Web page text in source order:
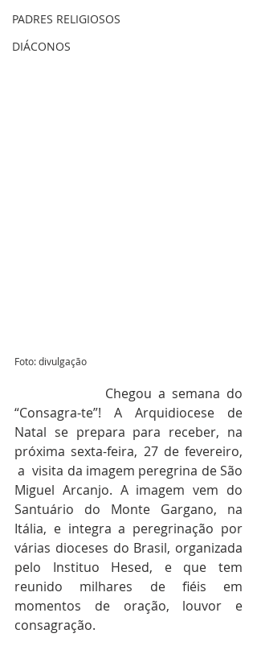
PADRES RELIGIOSOS
DIÁCONOS
Foto: divulgação
Chegou a semana do
“Consagra-te”! A Arquidiocese de
Natal se prepara para receber, na
próxima sexta-feira, 27 de fevereiro,
a  visita da imagem peregrina de São
Miguel Arcanjo. A imagem vem do
Santuário do Monte Gargano, na
Itália, e integra a peregrinação por
várias dioceses do Brasil, organizada
pelo Instituo Hesed, e que tem
reunido milhares de fiéis em
momentos de oração, louvor e
consagração.